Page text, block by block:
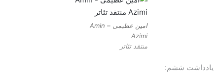
امین عظیمی – Amin
Azimi
منتقد تئاتر
یادداشت ششم: